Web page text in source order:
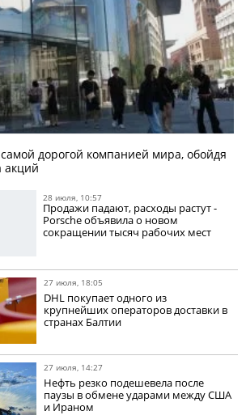
дорогой компанией мира, обойдя
акций
28 июля, 10:57
Продажи падают, расходы растут -
Porsche объявила о новом
сокращении тысяч рабочих мест
27 июля, 18:05
DHL покупает одного из
крупнейших операторов доставки в
странах Балтии
27 июля, 14:27
Нефть резко подешевела после
паузы в обмене ударами между США
и Ираном